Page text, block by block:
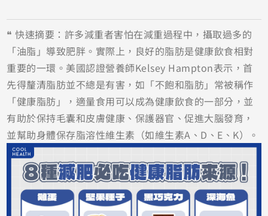
❝ 快速摘要：許多減重者害怕在減重過程中，攝取過多的
「油脂」導致肥胖。實際上，良好的脂肪是健康飲食相對
重要的一環。美國認證營養師Kelsey Hampton表示，首
先得釐清脂肪並不總是有害，如「不飽和脂肪」常被稱作
「健康脂肪」，適量食用可以成為健康飲食的一部分，並
有助於保持毛囊和皮膚健康、保護器官、促進大腦發育，
並幫助身體保存脂溶性維生素（如維生素A、D、E、K）。